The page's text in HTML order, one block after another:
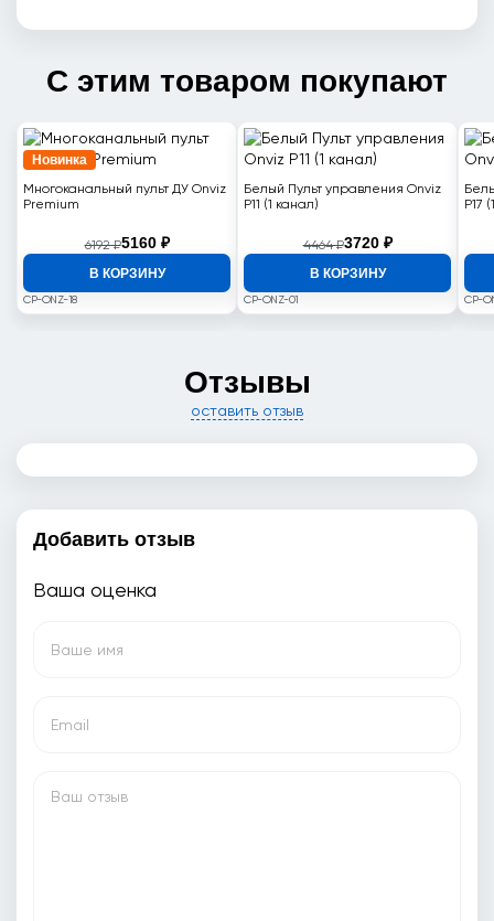
С этим товаром покупают
Новинка
Многоканальный пульт ДУ Onviz
Premium
6192 ₽5160 ₽
В КОРЗИНУ
CP-ONZ-18
Белый Пульт управления Onviz
P11 (1 канал)
4464 ₽3720 ₽
В КОРЗИНУ
CP-ONZ-01
P17
CP-
Отзывы
оставить отзыв
Добавить отзыв
Ваша оценка